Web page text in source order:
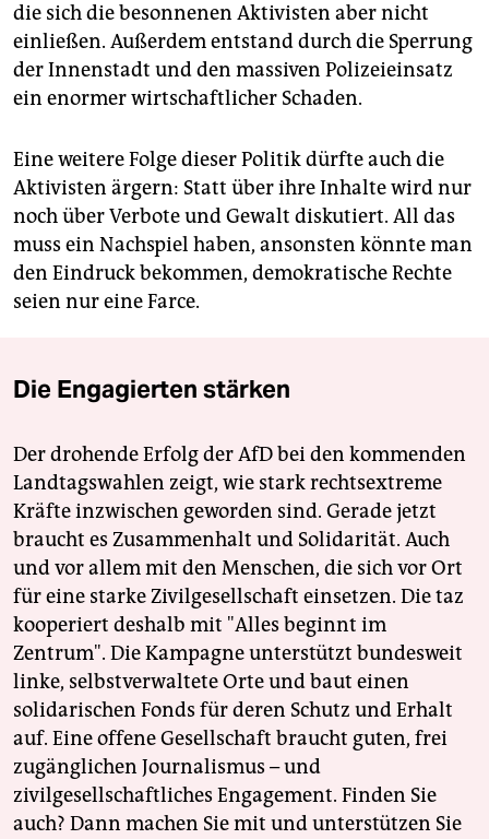
die sich die besonnenen Aktivisten aber nicht
einließen. Außerdem entstand durch die Sperrung
der Innenstadt und den massiven Polizeieinsatz
ein enormer wirtschaftlicher Schaden.
Eine weitere Folge dieser Politik dürfte auch die
Aktivisten ärgern: Statt über ihre Inhalte wird nur
noch über Verbote und Gewalt diskutiert. All das
muss ein Nachspiel haben, ansonsten könnte man
den Eindruck bekommen, demokratische Rechte
seien nur eine Farce.
Die Engagierten stärken
Der drohende Erfolg der AfD bei den kommenden
Landtagswahlen zeigt, wie stark rechtsextreme
Kräfte inzwischen geworden sind. Gerade jetzt
braucht es Zusammenhalt und Solidarität. Auch
und vor allem mit den Menschen, die sich vor Ort
für eine starke Zivilgesellschaft einsetzen. Die taz
kooperiert deshalb mit "Alles beginnt im
Zentrum". Die Kampagne unterstützt bundesweit
linke, selbstverwaltete Orte und baut einen
solidarischen Fonds für deren Schutz und Erhalt
auf. Eine offene Gesellschaft braucht guten, frei
zugänglichen Journalismus – und
zivilgesellschaftliches Engagement. Finden Sie
auch? Dann machen Sie mit und unterstützen Sie